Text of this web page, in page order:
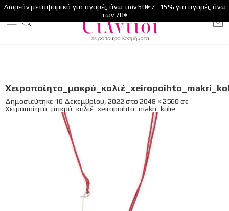
Δωρεάν μεταφορικά για αγορές άνω των 50€ / -15% για αγορές άνω
των 70€
Δημοσιεύτηκε 10 Δεκεμβρίου, 2022 στο 2048 × 2560 σε
Xειροποίητο_μακρύ_κολιέ_xeiropoihto_makri_kolie